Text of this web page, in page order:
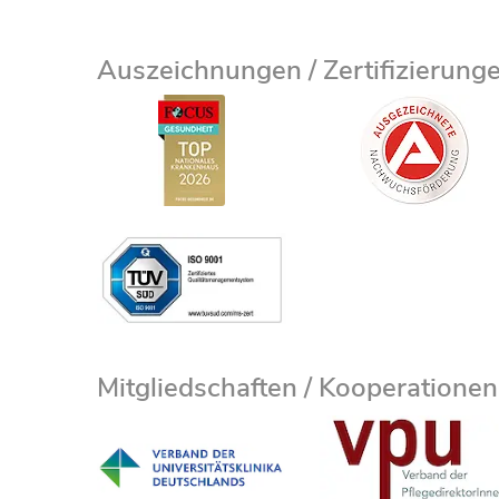
Auszeichnungen /
Mitgliedschaften / Kooperationen